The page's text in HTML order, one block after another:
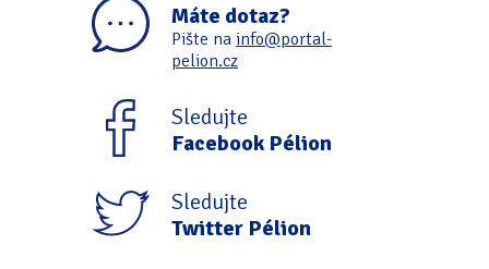
Máte dotaz?
Pište na info@portal-
pelion.cz
Sledujte
Facebook Pélion
Sledujte
Twitter Pélion